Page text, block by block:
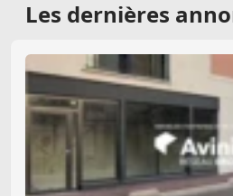
Les dernières